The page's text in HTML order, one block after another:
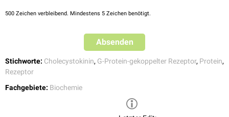
500 Zeichen verbleibend. Mindestens 5 Zeichen benötigt.
Absenden
Stichworte: Cholecystokinin, G-Protein-gekoppelter Rezeptor, Protein,
Rezeptor
Fachgebiete: Biochemie